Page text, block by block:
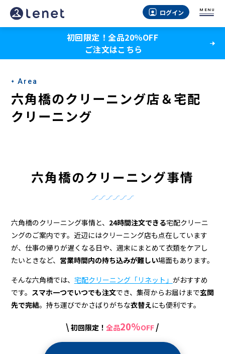
六
角
の
ク
リ
ー
宅
配
ク
リ
ー
ログイン MENU
初回限定！全品20％OFF
ご注文はこちら
Area
六角橋のクリーニング店＆宅配
クリーニング
六角橋のクリーニング事情
六角橋のクリーニング事情と、 24時間注文できる宅配クリーニ
ングのご案内です。近辺にはクリーニング店も点在しています
が、仕事の帰りが遅くなる日や、週末にまとめて衣類をケアし
たいときなど、 営業時間内の持ち込みが難しい場面もあります。
そんな六角橋では、 宅配クリーニング「リネット」 がおすすめ
です。 スマホ一つでいつでも注文でき、集荷からお届けまで玄関
先で完結。持ち運びでかさばりがちな衣替えにも便利です。
\ 初回限定！ 全品20%OFF /